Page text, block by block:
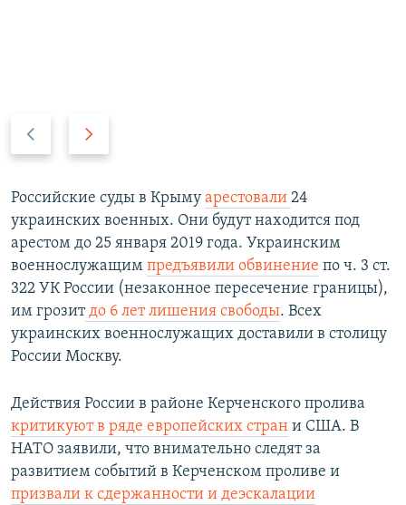
д
ы
д
у
щ
и
й
с
а
й
д
д
у
ю
щ
и
й
с
л
й
д
Российские суды в Крыму арестовали 24
украинских военных. Они будут находится под
арестом до 25 января 2019 года. Украинским
военнослужащим предъявили обвинение по ч. 3 ст.
322 УК России (незаконное пересечение границы),
им грозитдо 6 лет лишения свободы. Всех
украинских военнослужащих доставили в столицу
России Москву.​
Действия России в районе Керченского пролива
критикуют в ряде европейских стран и США. В
НАТО заявили, что внимательно следят за
развитием событий в Керченском проливе и
призвали к сдержанности и деэскалации